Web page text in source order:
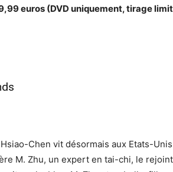
euros (DVD uniquement, tirage
Chen vit désormais aux Etats-
M. Zhu, un expert en tai-chi, le